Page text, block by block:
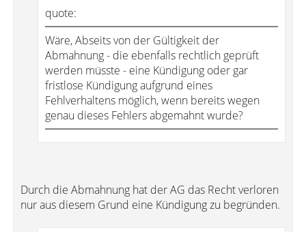
quote:
Wäre, Abseits von der Gültigkeit der
Abmahnung - die ebenfalls rechtlich geprüft
werden müsste - eine Kündigung oder gar
fristlose Kündigung aufgrund eines
Fehlverhaltens möglich, wenn bereits wegen
genau dieses Fehlers abgemahnt wurde?
Durch die Abmahnung hat der AG das Recht verloren
nur aus diesem Grund eine Kündigung zu begründen.